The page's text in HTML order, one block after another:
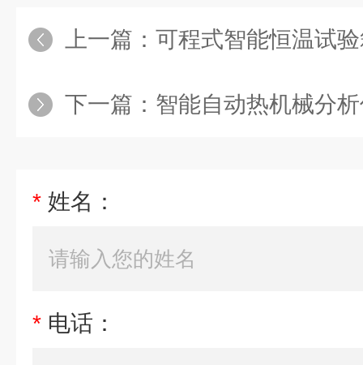
上一篇： 可程式智能恒温试
下一篇： 智能自动热机械分
* 姓名：
* 电话：